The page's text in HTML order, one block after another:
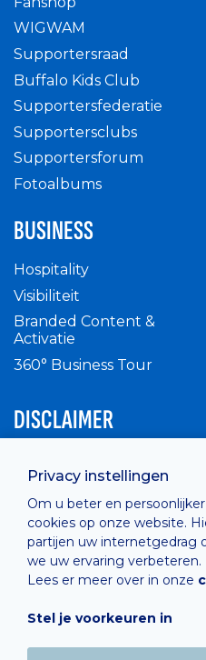
Privacy instellingen
Om u beter en
cookies op onze website.
partijen uw internetgedrag
we uw ervaring verbeteren.
Lees er meer over in onze
Stel je voorkeuren in
WIGWAM
Supportersraad
Buffalo Kids Club
Supportersfederatie
Supportersclubs
Supportersforum
Fotoalbums
BUSINESS
Hospitality
Visibiliteit
Branded Content &
Activatie
360° Business Tour
DISCLAIMER
Privacy Policy
Cashless
verkoopsvoorwaarden
Cookie Policy
Hosted by Combell